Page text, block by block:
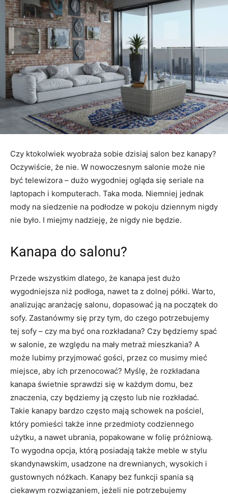
Czy ktokolwiek wyobraża sobie dzisiaj salon bez kanapy?
Oczywiście, że nie. W nowoczesnym salonie może nie
być telewizora – dużo wygodniej ogląda się seriale na
laptopach i komputerach. Taka moda. Niemniej jednak
mody na siedzenie na podłodze w pokoju dziennym nigdy
nie było. I miejmy nadzieję, że nigdy nie będzie.
Kanapa do salonu?
Przede wszystkim dlatego, że kanapa jest dużo
wygodniejsza niż podłoga, nawet ta z dolnej półki. Warto,
analizując aranżację salonu, dopasować ją na początek do
sofy. Zastanówmy się przy tym, do czego potrzebujemy
tej sofy – czy ma być ona rozkładana? Czy będziemy spać
w salonie, ze względu na mały metraż mieszkania? A
może lubimy przyjmować gości, przez co musimy mieć
miejsce, aby ich przenocować? Myślę, że rozkładana
kanapa świetnie sprawdzi się w każdym domu, bez
znaczenia, czy będziemy ją często lub nie rozkładać.
Takie kanapy bardzo często mają schowek na pościel,
który pomieści także inne przedmioty codziennego
użytku, a nawet ubrania, popakowane w folię próżniową.
To wygodna opcja, którą posiadają także meble w stylu
skandynawskim, usadzone na drewnianych, wysokich i
gustownych nóżkach. Kanapy bez funkcji spania są
ciekawym rozwiązaniem, jeżeli nie potrzebujemy